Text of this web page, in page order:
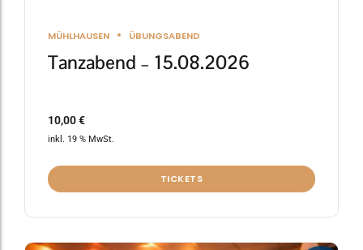
MÜHLHAUSEN ÜBUNGSABEND
Tanzabend – 15.08.2026
10,00€
inkl. 19 % MwSt.
TICKETS